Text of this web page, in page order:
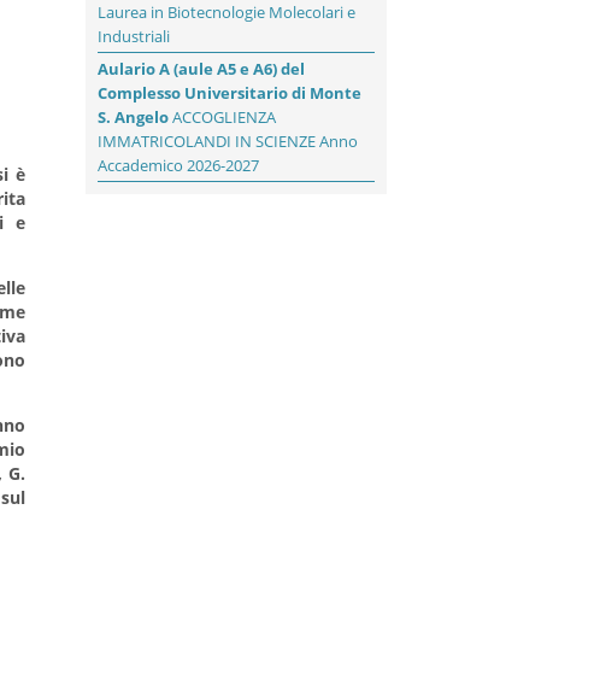
è
e
G.
Laurea in Biotecnologie Molecolari e
Industriali
Aulario A (aule A5 e A6) del
Complesso Universitario di Monte
S. AngeloACCOGLIENZA
IMMATRICOLANDI IN SCIENZE Anno
Accademico 2026-2027